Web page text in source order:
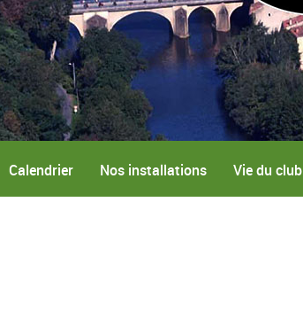
Calendrier Nos installations Vie du club